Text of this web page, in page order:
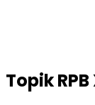
Topik